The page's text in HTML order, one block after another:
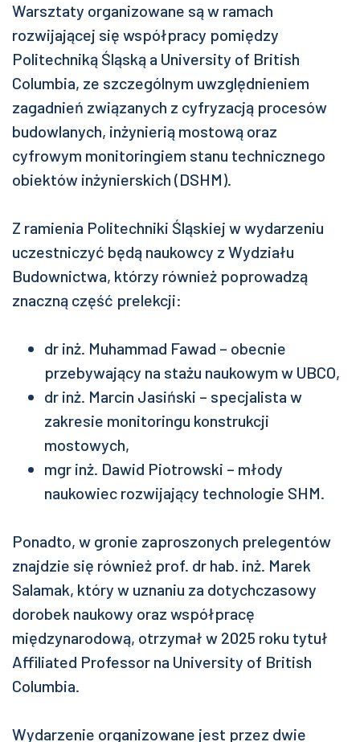
Warsztaty organizowane są w ramach
rozwijającej się współpracy pomiędzy
Politechniką Śląską a University of British
Columbia, ze szczególnym uwzględnieniem
zagadnień związanych z cyfryzacją procesów
budowlanych, inżynierią mostową oraz
cyfrowym monitoringiem stanu technicznego
obiektów inżynierskich (DSHM).
Z ramienia Politechniki Śląskiej w wydarzeniu
uczestniczyć będą naukowcy z Wydziału
Budownictwa, którzy również poprowadzą
znaczną część prelekcji:
dr inż. Muhammad Fawad – obecnie
przebywający na stażu naukowym w UBCO,
dr inż. Marcin Jasiński – specjalista w
zakresie monitoringu konstrukcji
mostowych,
mgr inż. Dawid Piotrowski – młody
naukowiec rozwijający technologie SHM.
Ponadto, w gronie zaproszonych prelegentów
znajdzie się również prof. dr hab. inż. Marek
Salamak, który w uznaniu za dotychczasowy
dorobek naukowy oraz współpracę
międzynarodową, otrzymał w 2025 roku tytuł
Affiliated Professor na University of British
Columbia.
Wydarzenie organizowane jest przez dwie